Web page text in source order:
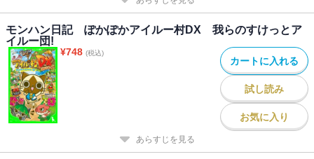
モンハン日記 ぽかぽかアイルー村DX 我らのすけっとア
イルー団!
¥748 (税込)
カートに入れる
試し読み
お気に入り
あらすじを見る